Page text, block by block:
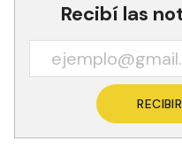
Recibí las